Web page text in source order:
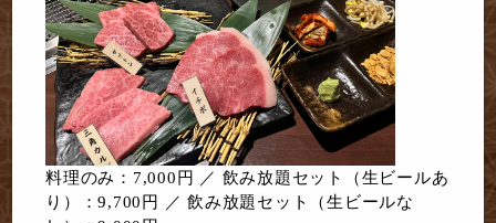
料理のみ：7,000円 ／ 飲み放題セット（生ビールあ
り）：9,700円 ／ 飲み放題セット（生ビールな